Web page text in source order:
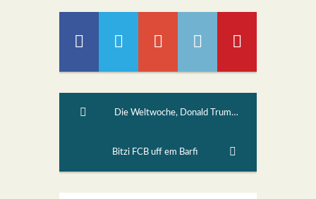
Die Weltwoche, Donald Trump und alternative Wahrheiten - eine Analyse 7
Bitzi FCB uff em Barfi